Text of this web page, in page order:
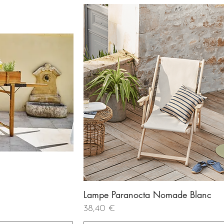
Aperçu rapide
Lampe Paranocta Nomade Blanc
Prix
38,40 €